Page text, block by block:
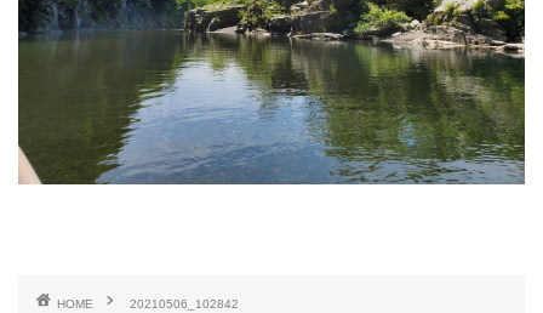
HOME 20210506_102842